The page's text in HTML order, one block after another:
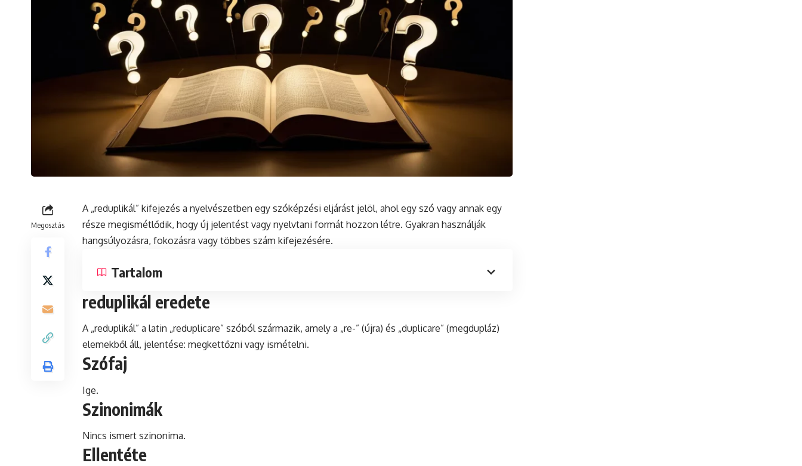
Megosztás
A „reduplikál” kifejezés a nyelvészetben egy szóképzési eljárást jelöl, ahol egy szó vagy annak egy
része megismétlődik, hogy új jelentést vagy nyelvtani formát hozzon létre. Gyakran használják
hangsúlyozásra, fokozásra vagy többes szám kifejezésére.
Tartalom
reduplikál eredete
A „reduplikál” a latin „reduplicare” szóból származik, amely a „re-” (újra) és „duplicare” (megdupláz)
elemekből áll, jelentése: megkettőzni vagy ismételni.
Szófaj
Ige.
Szinonimák
Nincs ismert szinonima.
Ellentéte